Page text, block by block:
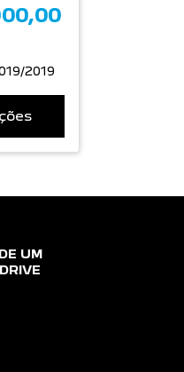
2019
UM